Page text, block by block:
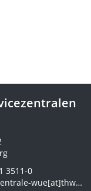
3511-0
wue[at]thws.de